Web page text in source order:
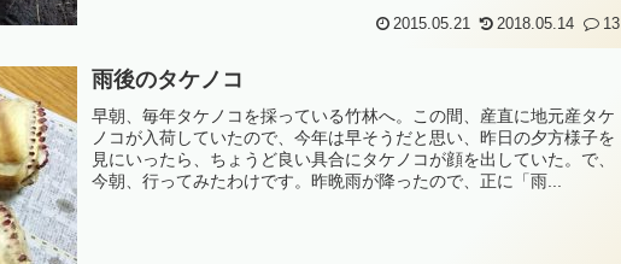
2015.05.21 2018.05.14 13
雨後のタケノコ
早朝、毎年タケノコを採っている竹林へ。この間、産直に地元産タケ
ノコが入荷していたので、今年は早そうだと思い、昨日の夕方様子を
見にいったら、ちょうど良い具合にタケノコが顔を出していた。で、
今朝、行ってみたわけです。昨晩雨が降ったので、正に「雨...